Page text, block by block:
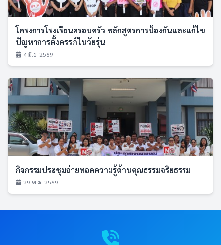
โครงการโรงเรียนครอบครัว หลักสูตรการป้องกันและแก้ไข
ปัญหาการตั้งครรภ์ในวัยรุ่น
4 มิ.ย. 2569
กิจกรรมประชุมถ่ายทอดความรู้ด้านคุณธรรมจริยธรรม
29 พ.ค. 2569